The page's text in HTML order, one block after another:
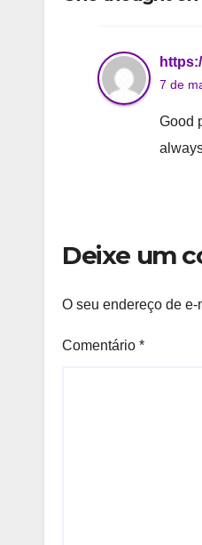
7 de
Good
Deixe um
O seu endereço de
Comentário *